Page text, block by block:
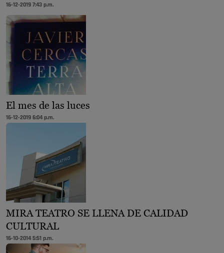
16-12-2019 7:43 p.m.
El mes de las luces
16-12-2019 6:04 p.m.
MIRA TEATRO SE LLENA DE CALIDAD
CULTURAL
16-10-2014 5:51 p.m.